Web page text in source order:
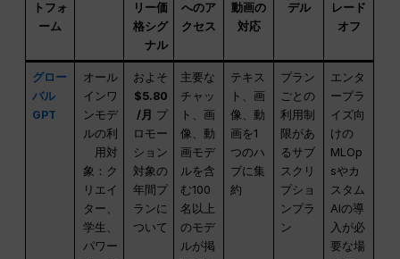
トフォ
ーム
リー価
格シグ
ナル
へのア
クセス
動画の
対応
デル
レード
オフ
グロー
バル
GPT
オール
インワ
ンモデ
ルの利
用対
象：ク
リエイ
ター、
学生、
パワー
およそ
$5.80
/月 プ
ロモー
ション
対象の
年間プ
ランに
ついて
主要な
チャッ
ト、画
像、動
画モデ
ルを含
む100
名以上
のモデ
ルが掲
テキス
ト、画
像、動
画を1
つのハ
ブに集
約
プラン
ごとの
利用制
限があ
るサブ
スクリ
プショ
ンプラ
ン
エンタ
ープラ
イズ向
けの
MLOp
sやカ
スタム
AIの導
入が必
要な場